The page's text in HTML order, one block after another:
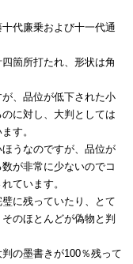
代廉乗および十一代通
箇所打たれ、形状は角
、品位が低下された小
に対し、大判としては
す。
うなのですが、品位が
が非常に少ないのでコ
ています。
に残っていたり、とて
のほとんどが偽物と判
の墨書きが100％残って